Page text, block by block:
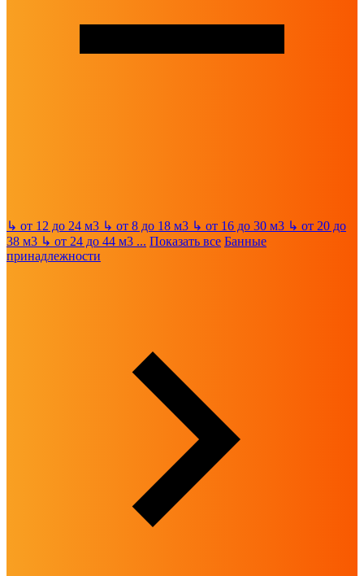
↳ от 12 до 24 м3 ↳ от 8 до 18 м3 ↳ от 16 до 30 м3 ↳ от 20 до
38 м3 ↳ от 24 до 44 м3 ... Показать все Банные
принадлежности